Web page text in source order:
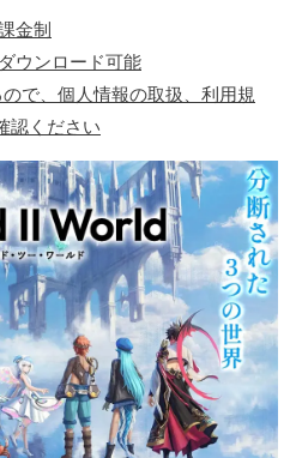
金制
ウンロード可能
で、個人情報の取扱、利用規
認ください